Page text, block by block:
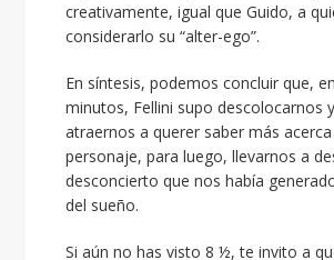
creativamente, igual que Guido, a
considerarlo su “alter-ego”.
En síntesis, podemos concluir que,
minutos, Fellini supo descolocarnos
atraernos a querer saber más
personaje, para luego, llevarnos a
desconcierto que nos había
del sueño.
Si aún no has visto 8 ½, te invito a